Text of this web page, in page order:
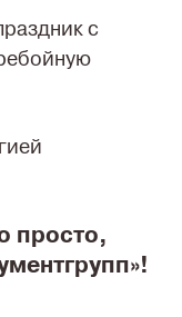
с
просто,